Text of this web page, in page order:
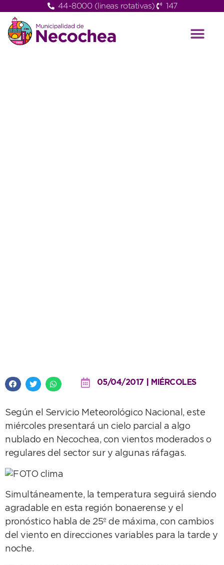
44-8000 (lineas rotativas) 147
05/04/2017 | MIÉRCOLES
Según el Servicio Meteorológico Nacional, este
miércoles presentará un cielo parcial a algo
nublado en Necochea, con vientos moderados o
regulares del sector sur y algunas ráfagas.
Simultáneamente, la temperatura seguirá siendo
agradable en esta región bonaerense y el
pronóstico habla de 25º de máxima, con cambios
del viento en direcciones variables para la tarde y
noche.